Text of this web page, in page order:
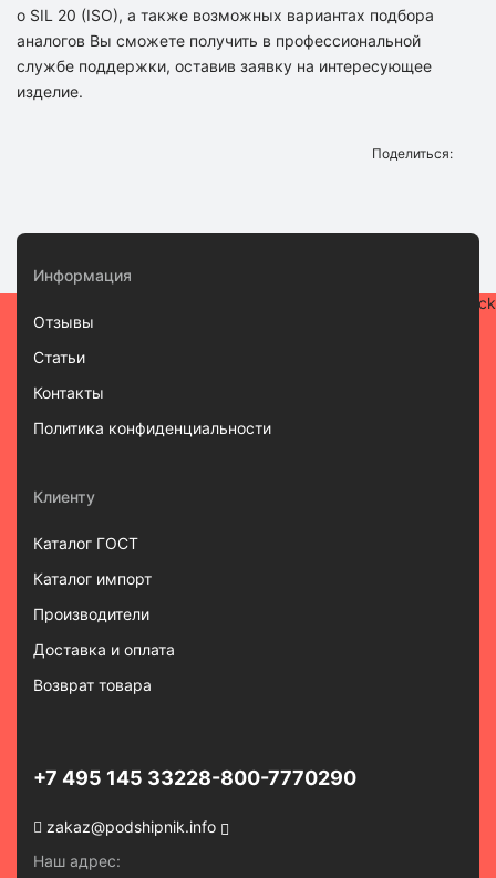
о SIL 20 (ISO), а также возможных вариантах подбора
аналогов Вы сможете получить в профессиональной
службе поддержки, оставив заявку на интересующее
изделие.
Поделиться:
Информация
Отзывы
Статьи
Контакты
Политика конфиденциальности
Клиенту
Каталог ГОСТ
Каталог импорт
Производители
Доставка и оплата
Возврат товара
+7 495 145 33228-800-7770290
zakaz@podshipnik.info
Наш адрес: